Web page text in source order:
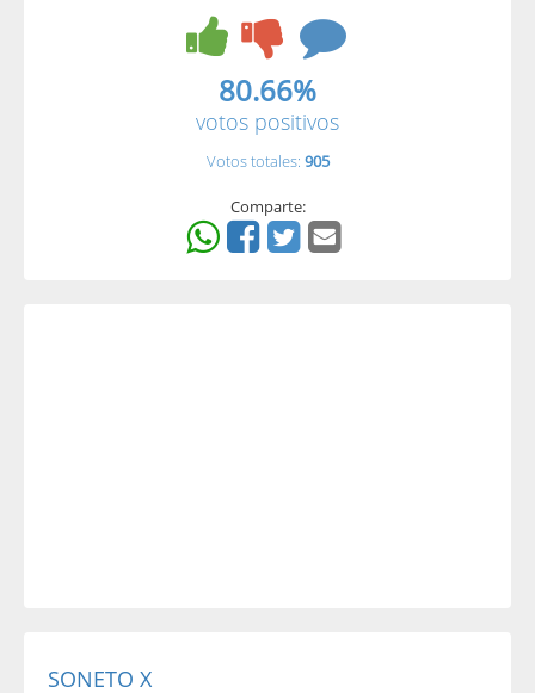
80.66%
votos positivos
Votos totales: 905
Comparte:
SONETO X